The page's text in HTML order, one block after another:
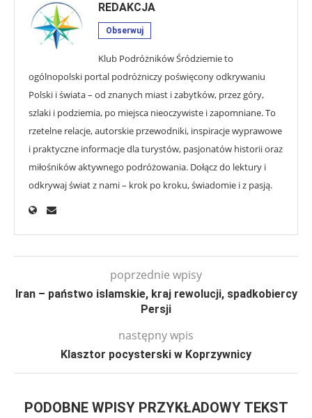
REDAKCJA
Obserwuj
Klub Podróżników Śródziemie to
ogólnopolski portal podróżniczy poświęcony odkrywaniu
Polski i świata – od znanych miast i zabytków, przez góry,
szlaki i podziemia, po miejsca nieoczywiste i zapomniane. To
rzetelne relacje, autorskie przewodniki, inspiracje wyprawowe
i praktyczne informacje dla turystów, pasjonatów historii oraz
miłośników aktywnego podróżowania. Dołącz do lektury i
odkrywaj świat z nami – krok po kroku, świadomie i z pasją.
poprzednie wpisy
Iran – państwo islamskie, kraj rewolucji, spadkobiercy
Persji
następny wpis
Klasztor pocysterski w Koprzywnicy
PODOBNE WPISY PRZYKŁADOWY TEKST